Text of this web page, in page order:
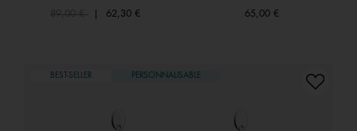
Price reduced from
89,00 € 62,30 € 65,00 €
BEST-SELLER PERSONNALISABLE